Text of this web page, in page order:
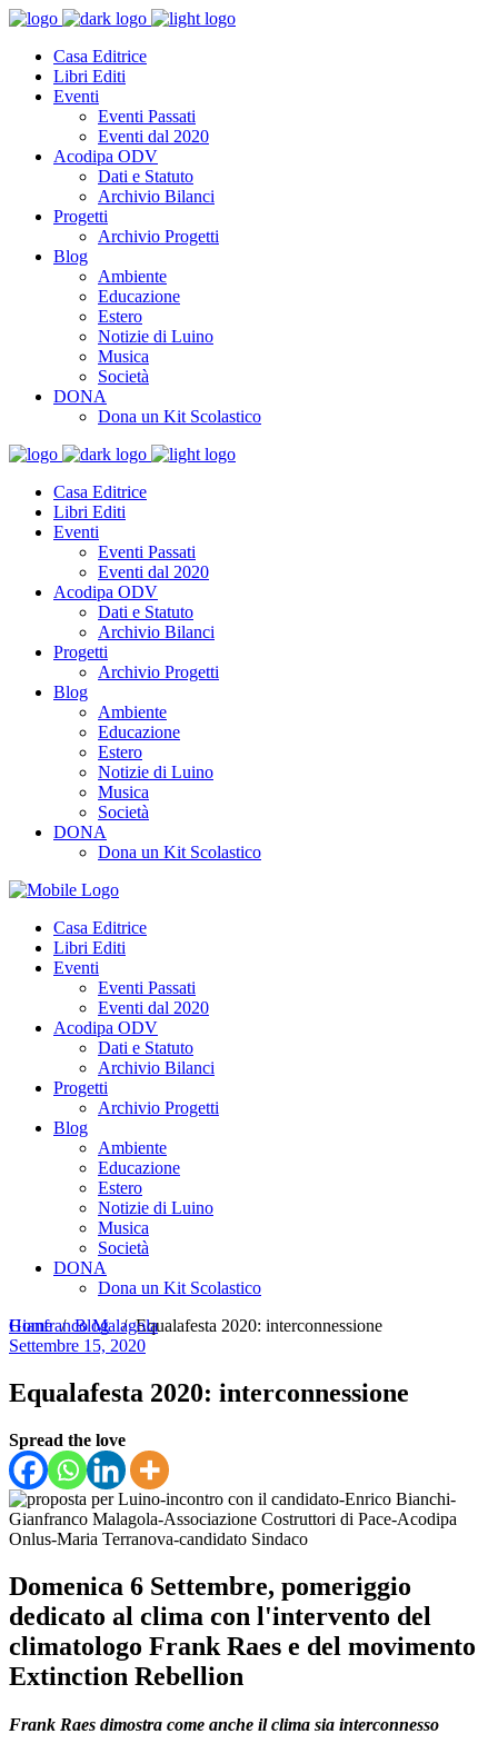
Casa Editrice
Libri Editi
Eventi
Eventi Passati
Eventi dal 2020
Acodipa ODV
Dati e Statuto
Archivio Bilanci
Progetti
Archivio Progetti
Blog
Ambiente
Educazione
Estero
Notizie di Luino
Musica
Società
DONA
Dona un Kit Scolastico
Casa Editrice
Libri Editi
Eventi
Eventi Passati
Eventi dal 2020
Acodipa ODV
Dati e Statuto
Archivio Bilanci
Progetti
Archivio Progetti
Blog
Ambiente
Educazione
Estero
Notizie di Luino
Musica
Società
DONA
Dona un Kit Scolastico
Casa Editrice
Libri Editi
Eventi
Eventi Passati
Eventi dal 2020
Acodipa ODV
Dati e Statuto
Archivio Bilanci
Progetti
Archivio Progetti
Blog
Ambiente
Educazione
Estero
Notizie di Luino
Musica
Società
DONA
Dona un Kit Scolastico
Home/Blog /Equalafesta 2020: interconnessione
Gianfranco Malagola
Settembre 15, 2020
Equalafesta 2020: interconnessione
Spread the love
Domenica 6 Settembre, pomeriggio
dedicato al clima con l'intervento del
climatologo Frank Raes e del movimento
Extinction Rebellion
Frank Raes dimostra come anche il clima sia interconnesso